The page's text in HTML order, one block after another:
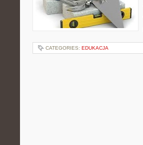
CATEGORIES: EDUKACJA